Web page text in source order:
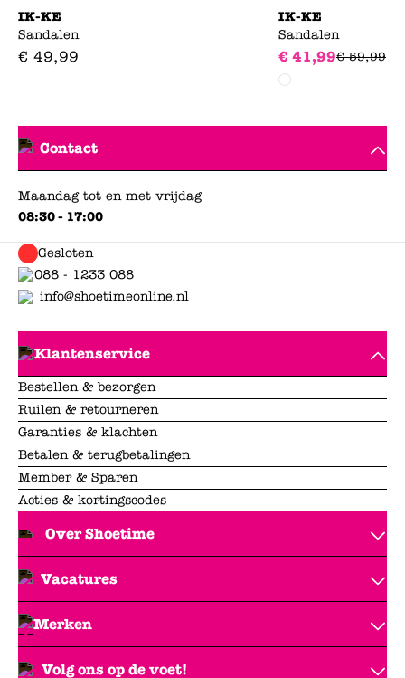
IK-KE
Sandalen
€ 49,99
IK-KE
Sandalen
€ 41,99€ 59,99
Contact
Maandag tot en met vrijdag
08:30 - 17:00
Gesloten
088 - 1233 088
info@shoetimeonline.nl
Klantenservice
Bestellen & bezorgen
Ruilen & retourneren
Garanties & klachten
Betalen & terugbetalingen
Member & Sparen
Acties & kortingscodes
Over Shoetime
Vacatures
Merken
Volg ons op de voet!